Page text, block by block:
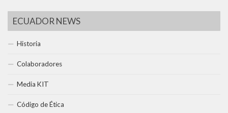
ECUADOR NEWS
Historia
Colaboradores
Media KIT
Código de Ética